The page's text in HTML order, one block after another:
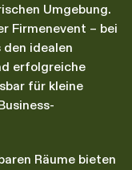
Umgebung.
Firmenevent – bei
den idealen
erfolgreiche
für kleine
Räume bieten